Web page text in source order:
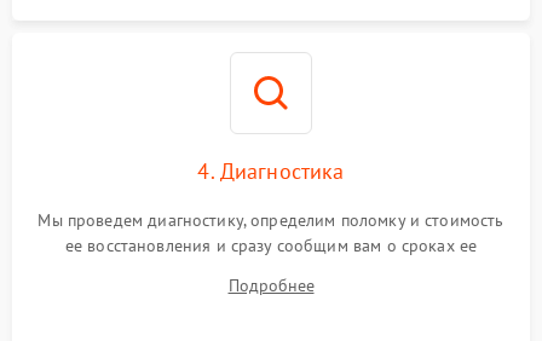
4. Диагностика
Мы проведем диагностику, определим поломку и стоимость
ее восстановления и сразу сообщим вам о сроках ее
Подробнее